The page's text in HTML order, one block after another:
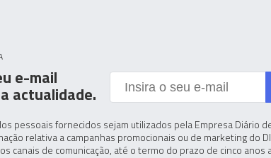
e-mail
actualidade.
pessoais fornecidos sejam utilizados pela Empresa Diário
relativa a campanhas promocionais ou de marketing do
canais de comunicação, até o termo do prazo de cinco anos